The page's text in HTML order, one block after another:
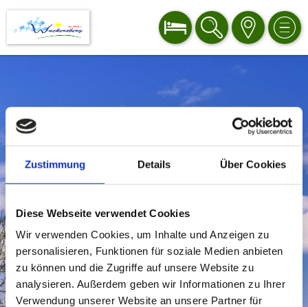
Zustimmung Details Über Cookies
Diese Webseite verwendet Cookies
Wir verwenden Cookies, um Inhalte und Anzeigen zu
personalisieren, Funktionen für soziale Medien anbieten
zu können und die Zugriffe auf unsere Website zu
analysieren. Außerdem geben wir Informationen zu Ihrer
Verwendung unserer Website an unsere Partner für
BUCHEN SUCHE KARTE MENÜ